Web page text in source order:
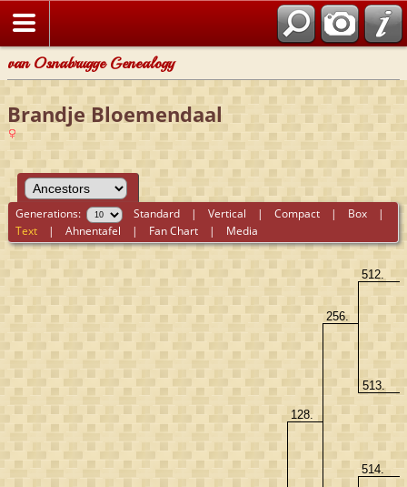
van Osnabrugge Genealogy
Brandje Bloemendaal
Generations: Standard |Vertical |Compact | Box |
Text |Ahnentafel | Fan Chart | Media
128.
256.
512.
513.
514.